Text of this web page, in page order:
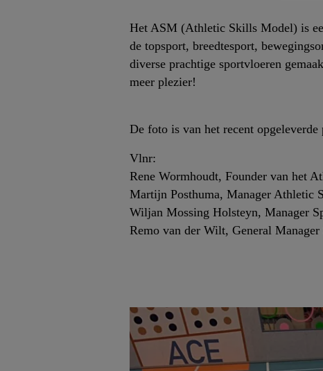
Het ASM (Athletic Skills Model) is
de topsport, breedtesport,
diverse prachtige sportvloeren
meer plezier!
De foto is van het recent
Vlnr:
Rene Wormhoudt, Founder van het
Martijn Posthuma, Manager Athletic
Wiljan Mossing Holsteyn, Manager
Remo van der Wilt, General